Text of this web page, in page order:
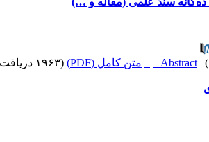
Abstract | متن کامل (PDF) (۱۹۶۳ دریافت)